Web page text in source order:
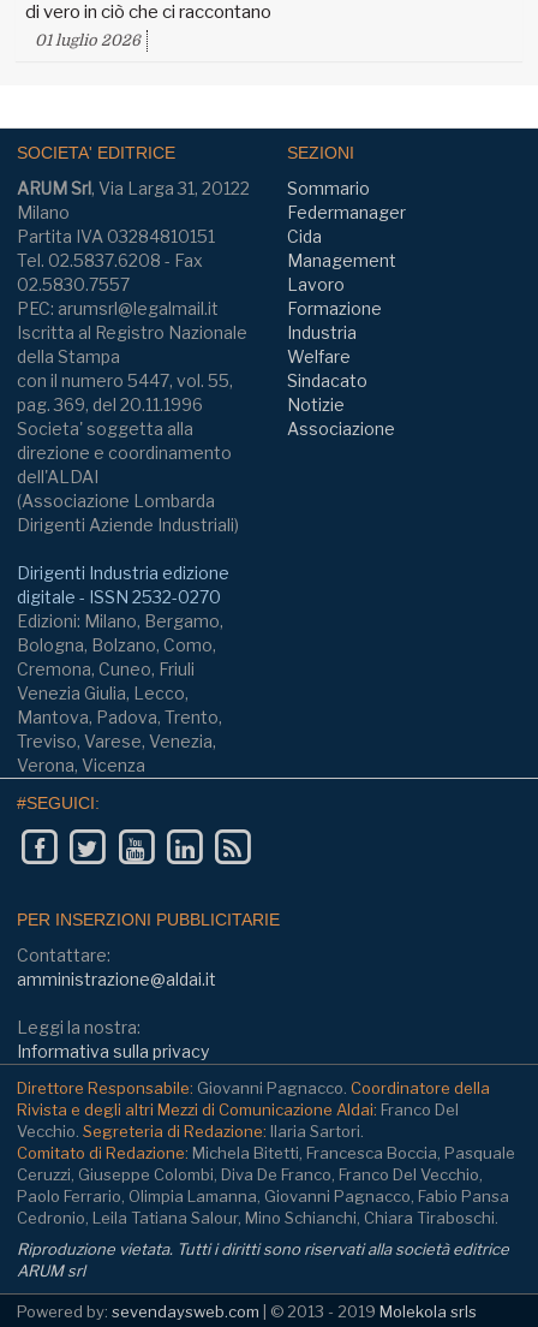
di vero in ciò che ci raccontano
01 luglio 2026
SOCIETA' EDITRICE
ARUM Srl, Via Larga 31, 20122
Milano
Partita IVA 03284810151
Tel. 02.5837.6208 - Fax
02.5830.7557
PEC: arumsrl@legalmail.it
Iscritta al Registro Nazionale
della Stampa
con il numero 5447, vol. 55,
pag. 369, del 20.11.1996
Societa' soggetta alla
direzione e coordinamento
dell'ALDAI
(Associazione Lombarda
Dirigenti Aziende Industriali)
Dirigenti Industria edizione
digitale - ISSN 2532-0270
Edizioni: Milano, Bergamo,
Bologna, Bolzano, Como,
Cremona, Cuneo, Friuli
Venezia Giulia, Lecco,
Mantova, Padova, Trento,
Treviso, Varese, Venezia,
Verona, Vicenza
SEZIONI
Sommario
Federmanager
Cida
Management
Lavoro
Formazione
Industria
Welfare
Sindacato
Notizie
Associazione
#SEGUICI:
PER INSERZIONI PUBBLICITARIE
Contattare:
amministrazione@aldai.it
Leggi la nostra:
Informativa sulla privacy
Direttore Responsabile: Giovanni Pagnacco. Coordinatore della
Rivista e degli altri Mezzi di Comunicazione Aldai: Franco Del
Vecchio. Segreteria di Redazione: Ilaria Sartori.
Comitato di Redazione: Michela Bitetti, Francesca Boccia, Pasquale
Ceruzzi, Giuseppe Colombi, Diva De Franco, Franco Del Vecchio,
Paolo Ferrario, Olimpia Lamanna, Giovanni Pagnacco, Fabio Pansa
Cedronio, Leila Tatiana Salour, Mino Schianchi, Chiara Tiraboschi.
Riproduzione vietata. Tutti i diritti sono riservati alla società editrice
ARUM srl
Powered by: sevendaysweb.com | © 2013 - 2019 Molekola srls